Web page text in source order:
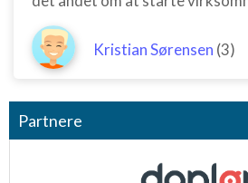
Kristian Sørensen (3)
Partnere